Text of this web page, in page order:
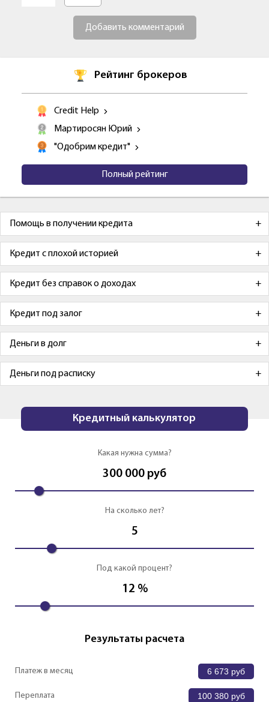
Добавить комментарий
Рейтинг брокеров
Credit Help
Мартиросян Юрий
"Одобрим кредит"
Полный рейтинг
Помощь в получении кредита
Кредит с плохой историей
Кредит без справок о доходах
Кредит под залог
Деньги в долг
Деньги под расписку
Кредитный калькулятор
Какая нужна сумма?
300 000 руб
На сколько лет?
5
Под какой процент?
12 %
Результаты расчета
Платеж в месяц 6 673 руб
Переплата 100 380 руб